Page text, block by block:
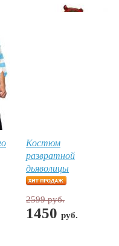
Костюм
развратной
дьяволицы
2599 руб.
1450 руб.